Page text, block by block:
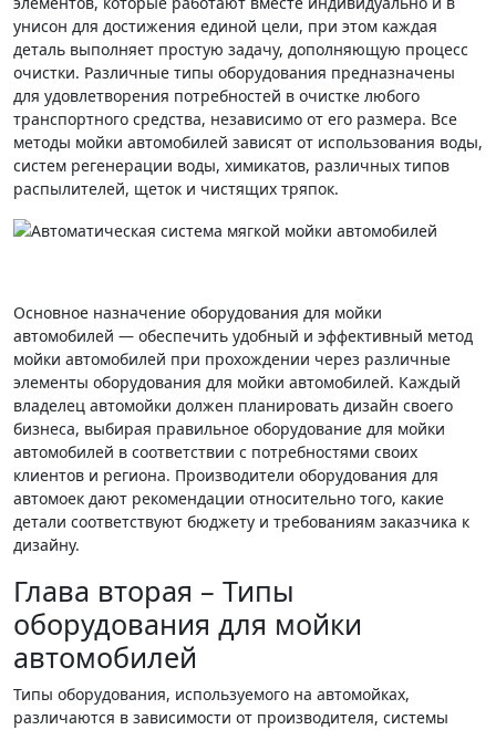
унисон для достижения единой цели, при этом каждая
деталь выполняет простую задачу, дополняющую процесс
очистки. Различные типы оборудования предназначены
для удовлетворения потребностей в очистке любого
транспортного средства, независимо от его размера. Все
методы мойки автомобилей зависят от использования воды,
систем регенерации воды, химикатов, различных типов
распылителей, щеток и чистящих тряпок.
Основное назначение оборудования для мойки
автомобилей — обеспечить удобный и эффективный метод
мойки автомобилей при прохождении через различные
элементы оборудования для мойки автомобилей. Каждый
владелец автомойки должен планировать дизайн своего
бизнеса, выбирая правильное оборудование для мойки
автомобилей в соответствии с потребностями своих
клиентов и региона. Производители оборудования для
автомоек дают рекомендации относительно того, какие
детали соответствуют бюджету и требованиям заказчика к
дизайну.
Глава вторая – Типы
оборудования для мойки
автомобилей
Типы оборудования, используемого на автомойках,
различаются в зависимости от производителя, системы